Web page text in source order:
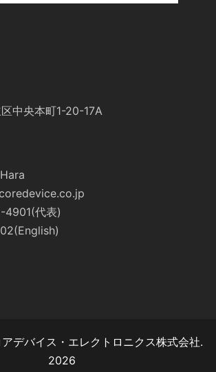
中央本町1-20-17A
代表)
デバイス・エレクトロニクス株式会社.
2026